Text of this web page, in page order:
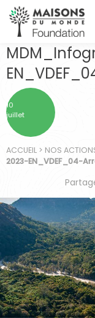
10
juillet
ACCUEIL > NOS
2023-EN_VDEF_04-